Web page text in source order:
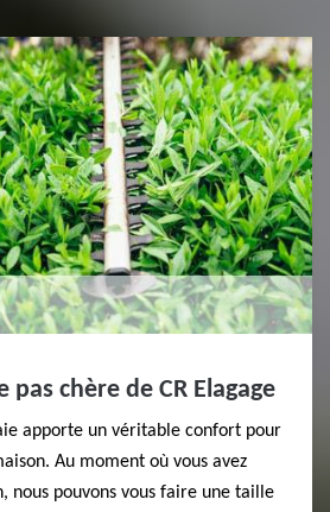
pas chère de CR Elagage
apporte un véritable confort pour
Au moment où vous avez
nous pouvons vous faire une taille